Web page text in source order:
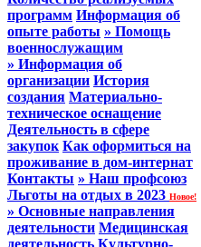
программ Информация об
опыте работы » Помощь
военнослужащим
» Информация об
организации История
создания Материально-
техническое оснащение
Деятельность в сфере
закупок Как оформиться на
проживание в дом-интернат
Контакты » Наш профсоюз
Льготы на отдых в 2023 Новое!
» Основные направления
деятельности Медицинская
деятельность Культурно-